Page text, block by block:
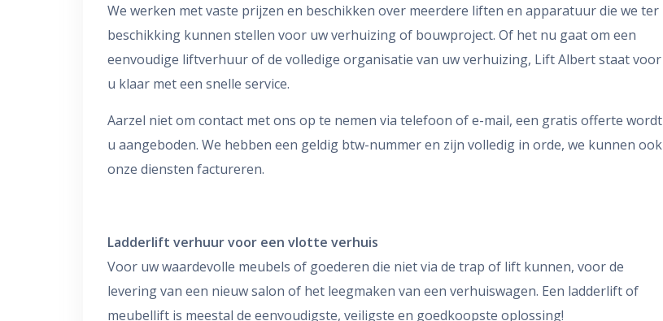
We werken met vaste prijzen en beschikken over meerdere liften en apparatuur die we ter
beschikking kunnen stellen voor uw verhuizing of bouwproject. Of het nu gaat om een
eenvoudige liftverhuur of de volledige organisatie van uw verhuizing, Lift Albert staat voor
u klaar met een snelle service.
Aarzel niet om contact met ons op te nemen via telefoon of e-mail, een gratis offerte wordt
u aangeboden. We hebben een geldig btw-nummer en zijn volledig in orde, we kunnen ook
onze diensten factureren.
Ladderlift verhuur voor een vlotte verhuis
Voor uw waardevolle meubels of goederen die niet via de trap of lift kunnen, voor de
levering van een nieuw salon of het leegmaken van een verhuiswagen. Een ladderlift of
meubellift is meestal de eenvoudigste, veiligste en goedkoopste oplossing!